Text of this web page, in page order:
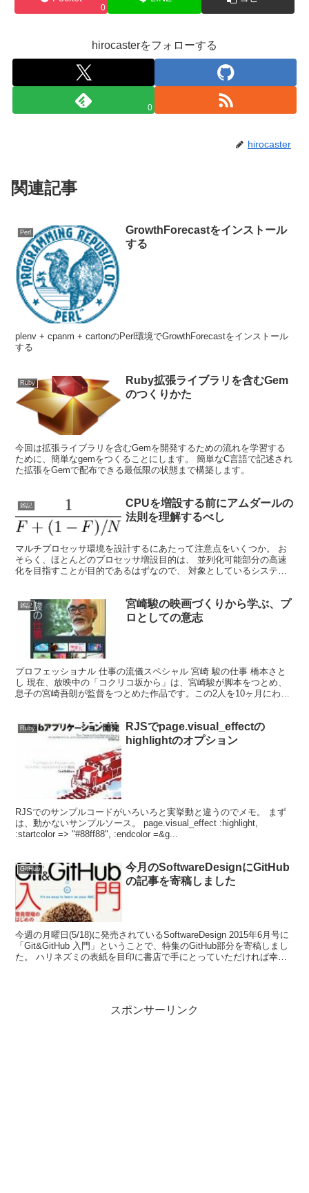
0
hirocasterをフォローする
0
hirocaster
関連記事
Perl
GrowthForecastをインストール
する
plenv + cpanm + cartonのPerl環境でGrowthForecastをインストール
する
Ruby
Ruby拡張ライブラリを含むGem
のつくりかた
今回は拡張ライブラリを含むGemを開発するための流れを学習する
ために、簡単なgemをつくることにします。 簡単なC言語で記述され
た拡張をGemで配布できる最低限の状態まで構築します。
雑記
CPUを増設する前にアムダールの
法則を理解するべし
マルチプロセッサ環境を設計するにあたって注意点をいくつか。 お
そらく、ほとんどのプロセッサ増設目的は、 並列化可能部分の高速
化を目指すことが目的であるはずなので、 対象としているシステム
雑記
宮崎駿の映画づくりから学ぶ、プ
ロとしての意志
プロフェッショナル 仕事の流儀スペシャル 宮崎 駿の仕事 橋本さと
し 現在、放映中の「コクリコ坂から」は、宮崎駿が脚本をつとめ、
息子の宮崎吾朗が監督をつとめた作品です。この2人を10ヶ月にわた
Ruby
RJSでpage.visual_effectの
highlightのオプション
RJSでのサンプルコードがいろいろと実挙動と違うのでメモ。 まず
は、動かないサンプルソース。 page.visual_effect :highlight,
:startcolor => "#88ff88", :endcolor =&g...
GitHub
今月のSoftwareDesignにGitHub
の記事を寄稿しました
今週の月曜日(5/18)に発売されているSoftwareDesign 2015年6月号に
「Git&GitHub 入門」ということで、特集のGitHub部分を寄稿しまし
た。 ハリネズミの表紙を目印に書店で手にとっていただければ幸い
スポンサーリンク